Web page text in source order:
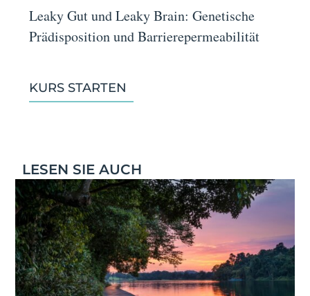
Leaky Gut und Leaky Brain: Genetische
Prädisposition und Barrierepermeabilität
KURS STARTEN
LESEN SIE AUCH